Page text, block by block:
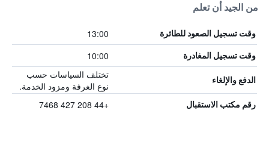
من الجيد أن تعلم
وقت تسجيل الصعود للطائرة 13:00
وقت تسجيل المغادرة 10:00
الدفع والإلغاء
تختلف السياسات حسب
نوع الغرفة ومزود الخدمة.
رقم مكتب الاستقبال +44 208 427 7468